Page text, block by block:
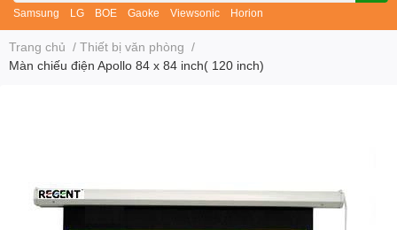
Samsung LG BOE Gaoke Viewsonic Horion
Trang chủ / Thiết bị văn phòng /
Màn chiếu điện Apollo 84 x 84 inch( 120 inch)